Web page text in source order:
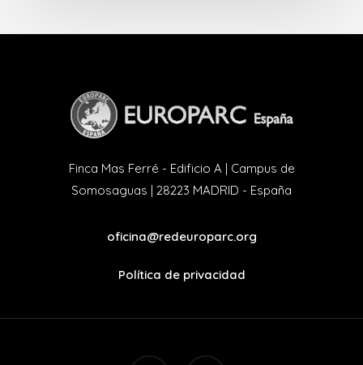
Finca Mas Ferré - Edificio A | Campus de
Somosaguas | 28223 MADRID - España
oficina@redeuroparc.org
Política de privacidad